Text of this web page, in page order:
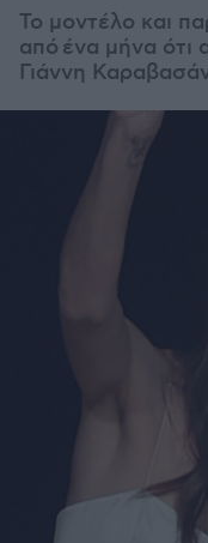
Το μοντέλο και
από ένα μήνα ότι
Γιάννη